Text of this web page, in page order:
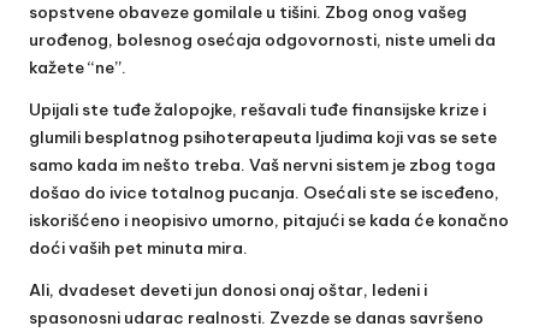
sopstvene obaveze gomilale u tišini. Zbog onog vašeg
urođenog, bolesnog osećaja odgovornosti, niste umeli da
kažete “ne”.
Upijali ste tuđe žalopojke, rešavali tuđe finansijske krize i
glumili besplatnog psihoterapeuta ljudima koji vas se sete
samo kada im nešto treba. Vaš nervni sistem je zbog toga
došao do ivice totalnog pucanja. Osećali ste se isceđeno,
iskorišćeno i neopisivo umorno, pitajući se kada će konačno
doći vaših pet minuta mira.
Ali, dvadeset deveti jun donosi onaj oštar, ledeni i
spasonosni udarac realnosti. Zvezde se danas savršeno